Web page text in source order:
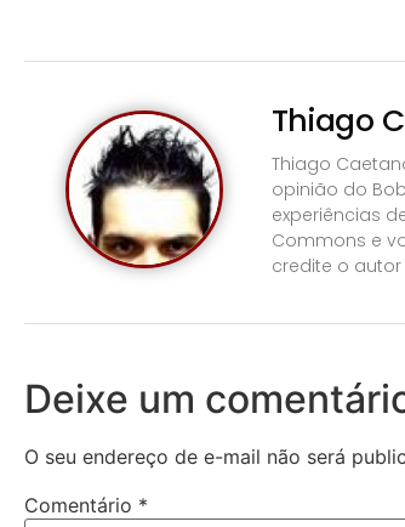
Thiago
Thiago
opinião do
experiências
Commons e
credite o
Deixe um
O seu endereço de e-mail não será
Comentário *